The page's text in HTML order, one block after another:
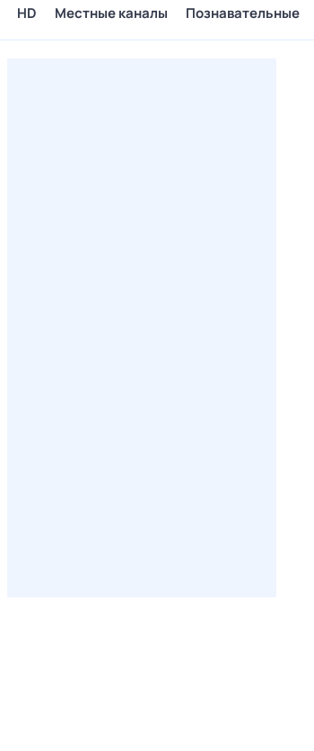
HD Местные каналы Познавательные